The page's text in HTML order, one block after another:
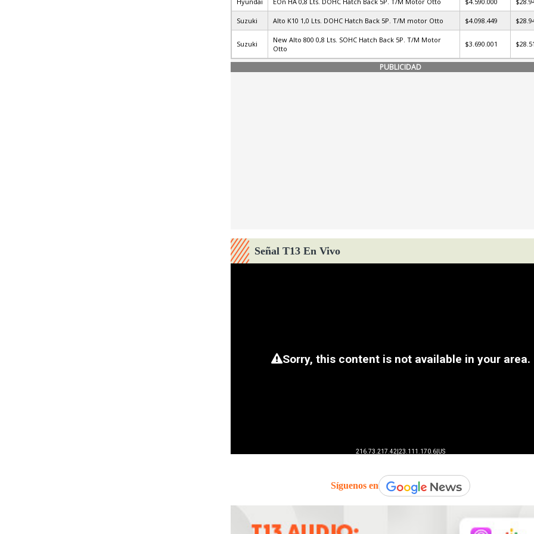
Suzuki Alto K10 1,0 Lts. DOHC Hatch Back 5P. T/M motor Otto $4.098.449
Suzuki
New Alto 800 0,8 Lts. SOHC Hatch Back 5P. T/M Motor
Otto
$3.690.001
PUBLICIDAD
Señal T13 En Vivo
Síguenos en